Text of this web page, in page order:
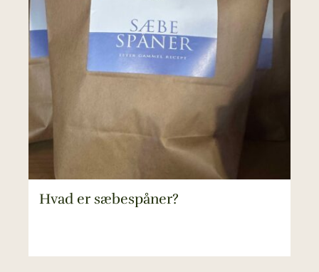
Hvad er sæbespåner?